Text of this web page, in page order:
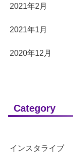
2021年2月
2021年1月
2020年12月
Category
インスタライブ